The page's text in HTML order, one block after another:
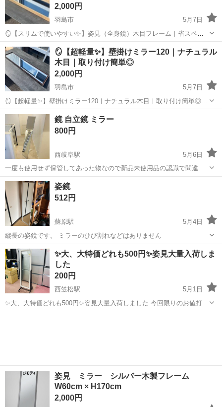
2,000円
羽島市
5月7日
🪞【スリムで使いやすい✨】姿見（全身鏡）木目フレーム｜省スペー
ス◎ ⸻ 【商品名】 姿見（全身鏡）木目フレーム ⸻ 【✨おす
すめポイント✨】 ✔ スリム設計で場所を取らない ✔ 全身チェックに
ちょうどいいサイズ感 ...
岐阜 羽島市 ミラー/鏡 姿見
🪞【超軽量✨】壁掛けミラー120｜ナチュラル
木目｜取り付け簡単◎
2,000円
羽島市
5月7日
🪞【超軽量✨】壁掛けミラー120｜ナチュラル木目｜取り付け簡単◎
⸻ 【商品名】 壁掛けミラー120（商品番号：U14） ⸻ 【✨お
すすめポイント✨】 ✔ 約2.3kgの軽量設計で取り付けラクラク！ ✔ ス
リムで場...
岐阜 羽島市 ミラー/鏡
鏡 自立鏡 ミラー
800円
西岐阜駅
5月6日
一度も使用せず保管してあった物なので新品未使用品の認識で間違い
ありません。 金属部分のシールも取っていない状態です。 取りに来て
岐阜 岐阜市 西岐阜駅
姿鏡
512円
蘇原駅
5月4日
縦長の姿鏡です。 ミラーのひび割れなどはありません
岐阜 各務原市 蘇原駅 ミラー/鏡 縦長
✨大、大特価どれも500円✨姿見大量入荷しま
した
200円
西笠松駅
5月1日
✨大、大特価どれも500円✨姿見大量入荷しました 今回限りのお値打ち
姿見 ミラー シルバー木製フレーム
W60cm × H170cm
2,000円